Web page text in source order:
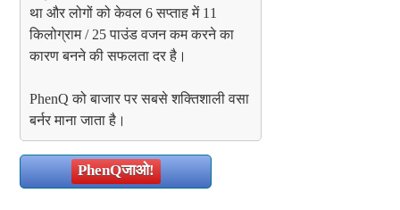
था और लोगों को केवल 6 सप्ताह में 11
किलोग्राम / 25 पाउंड वजन कम करने का
कारण बनने की सफलता दर है।
PhenQ को बाजार पर सबसे शक्तिशाली वसा
बर्नर माना जाता है।
PhenQजाओ!